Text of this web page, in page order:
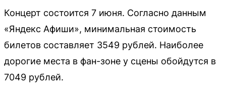
Концерт состоится 7 июня. Согласно данным
«Яндекс Афиши», минимальная стоимость
билетов составляет 3549 рублей. Наиболее
дорогие места в фан-зоне у сцены обойдутся в
7049 рублей.